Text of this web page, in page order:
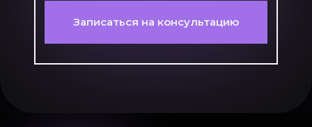
Записаться на консультацию